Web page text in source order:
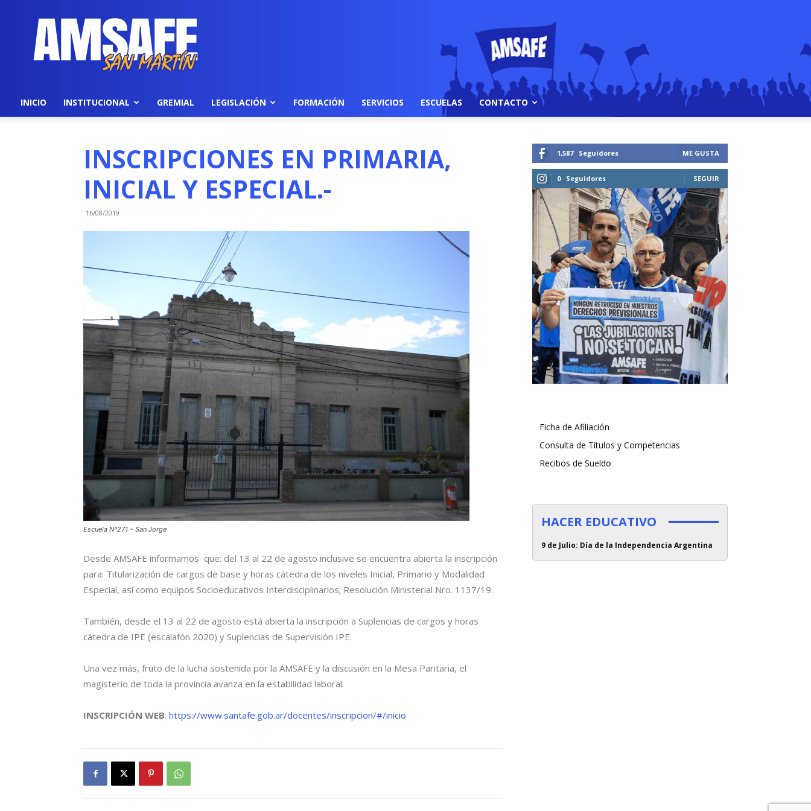
AMSAFE
INICIO INSTITUCIONAL GREMIAL LEGISLACIÓN FORMACIÓN SERVICIOS ESCUELAS CONTACTO
INSCRIPCIONES EN PRIMARIA,
INICIAL Y ESPECIAL.-
16/08/2019
Escuela Nº271 – San Jorge
Desde AMSAFE informamos que: del 13 al 22 de agosto inclusive se encuentra abierta la inscripción
para: Titularización de cargos de base y horas cátedra de los niveles Inicial, Primario y Modalidad
Especial, así como equipos Socioeducativos Interdisciplinarios; Resolución Ministerial Nro. 1137/19.
También, desde el 13 al 22 de agosto está abierta la inscripción a Suplencias de cargos y horas
cátedra de IPE (escalafón 2020) y Suplencias de Supervisión IPE.
Una vez más, fruto de la lucha sostenida por la AMSAFE y la discusión en la Mesa Paritaria, el
magisterio de toda la provincia avanza en la estabilidad laboral.
INSCRIPCIÓN WEB: https://www.santafe.gob.ar/docentes/inscripcion/#/inicio
1,587 Seguidores ME GUSTA
0 Seguidores SEGUIR
Ficha de Afiliación
Consulta de Títulos y Competencias
Recibos de Sueldo
HACER EDUCATIVO
9 de Julio: Día de la Independencia Argentina